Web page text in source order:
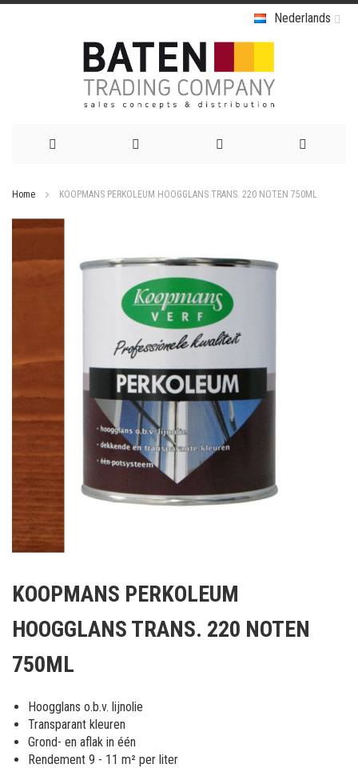
Nederlands
inhoud
Home KOOPMANS PERKOLEUM HOOGGLANS TRANS. 220 NOTEN 750ML
Ga
het
het
van
afbeeldingen-
KOOPMANS PERKOLEUM
HOOGGLANS TRANS. 220 NOTEN
750ML
Hoogglans o.b.v. lijnolie
Transparant kleuren
Grond- en aflak in één
Rendement 9 - 11 m² per liter